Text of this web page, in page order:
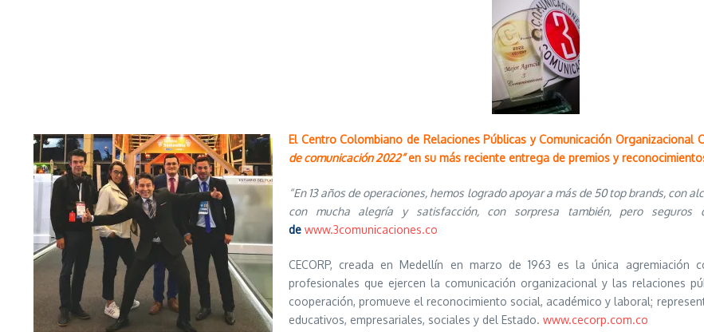
El Centro Colombiano de Relaciones Públicas y Comunicación Organizacional
de comunicación 2022”en su más reciente entrega de premios y
“En 13 años de operaciones, hemos logrado apoyar a más de 50 top brands, con
con mucha alegría y satisfacción, con sorpresa también, pero
de www.3comunicaciones.co
CECORP, creada en Medellín en marzo de 1963 es la única
profesionales que ejercen la comunicación organizacional y las relaciones
cooperación, promueve el reconocimiento social, académico y laboral;
educativos, empresariales, sociales y del Estado. www.cecorp.com.co